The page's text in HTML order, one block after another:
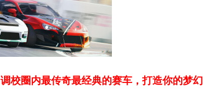
校圈内最传奇最经典的赛车，打造你的梦幻